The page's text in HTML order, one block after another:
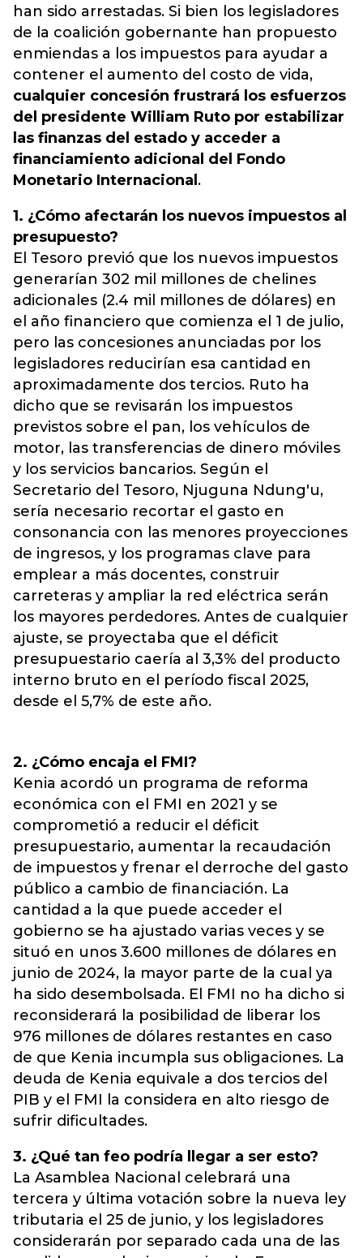
han sido arrestadas. Si bien los legisladores
de la coalición gobernante han propuesto
enmiendas a los impuestos para ayudar a
contener el aumento del costo de vida,
cualquier concesión frustrará los esfuerzos
del presidente William Ruto por estabilizar
las finanzas del estado y acceder a
financiamiento adicional del Fondo
Monetario Internacional .
1. ¿Cómo afectarán los nuevos impuestos al
presupuesto?
El Tesoro previó que los nuevos impuestos
generarían 302 mil millones de chelines
adicionales (2.4 mil millones de dólares) en
el año financiero que comienza el 1 de julio,
pero las concesiones anunciadas por los
legisladores reducirían esa cantidad en
aproximadamente dos tercios. Ruto ha
dicho que se revisarán los impuestos
previstos sobre el pan, los vehículos de
motor, las transferencias de dinero móviles
y los servicios bancarios. Según el
Secretario del Tesoro, Njuguna Ndung'u,
sería necesario recortar el gasto en
consonancia con las menores proyecciones
de ingresos, y los programas clave para
emplear a más docentes, construir
carreteras y ampliar la red eléctrica serán
los mayores perdedores. Antes de cualquier
ajuste, se proyectaba que el déficit
presupuestario caería al 3,3% del producto
interno bruto en el período fiscal 2025,
desde el 5,7% de este año.
2. ¿Cómo encaja el FMI?
Kenia acordó un programa de reforma
económica con el FMI en 2021 y se
comprometió a reducir el déficit
presupuestario, aumentar la recaudación
de impuestos y frenar el derroche del gasto
público a cambio de financiación. La
cantidad a la que puede acceder el
gobierno se ha ajustado varias veces y se
situó en unos 3.600 millones de dólares en
junio de 2024, la mayor parte de la cual ya
ha sido desembolsada. El FMI no ha dicho si
reconsiderará la posibilidad de liberar los
976 millones de dólares restantes en caso
de que Kenia incumpla sus obligaciones. La
deuda de Kenia equivale a dos tercios del
PIB y el FMI la considera en alto riesgo de
sufrir dificultades.
3. ¿Qué tan feo podría llegar a ser esto?
La Asamblea Nacional celebrará una
tercera y última votación sobre la nueva ley
tributaria el 25 de junio, y los legisladores
considerarán por separado cada una de las